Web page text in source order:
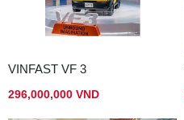
VINFAST VF 3
296,000,000 VND